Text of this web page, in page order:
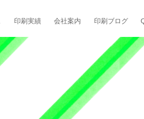
印刷実績 会社案内 印刷ブログ